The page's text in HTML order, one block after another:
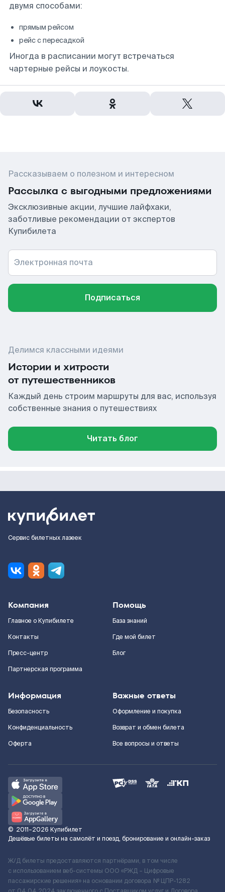
двумя способами:
прямым рейсом
рейс с пересадкой
Иногда в расписании могут встречаться
чартерные рейсы и лоукосты.
Рассказываем о полезном и интересном
Рассылка с выгодными предложениями
Эксклюзивные акции, лучшие лайфхаки,
заботливые рекомендации от экспертов
Купибилета
Электронная почта
Подписаться
Делимся классными идеями
Истории и хитрости
от путешественников
Каждый день строим маршруты для вас, используя
собственные знания о путешествиях
Читать блог
Сервис билетных лазеек
Компания
Главное о Купибилете
Контакты
Пресс-центр
Партнерская программа
Помощь
База знаний
Где мой билет
Блог
Информация
Безопасность
Конфиденциальность
Оферта
Важные ответы
Оформление и покупка
Возврат и обмен билета
Все вопросы и ответы
© 2011–2026 Купибилет
Дешёвые билеты на самолёт и поезд, бронирование и онлайн-заказ
Ж/Д билеты предоставляются партнёрами, в том числе
с использованием веб-системы ООО «РЖД – Цифровые
пассажирские решения» на основании договора № ЦПР-1282